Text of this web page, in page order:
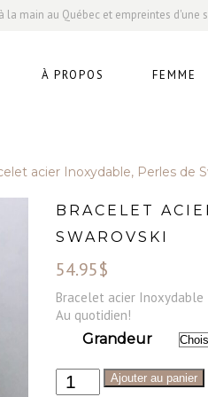
la main au Québec et empreintes d'une
À PROPOS FEMME
acier Inoxydable, Perles de
BRACELET
SWAROVSKI
54.95$
Bracelet acier Inoxydable
Au quotidien!
Grandeur
Ajouter au panier